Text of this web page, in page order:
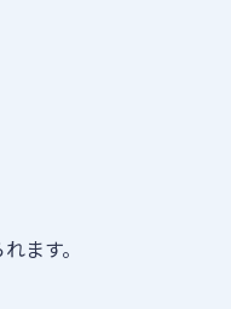
ます。